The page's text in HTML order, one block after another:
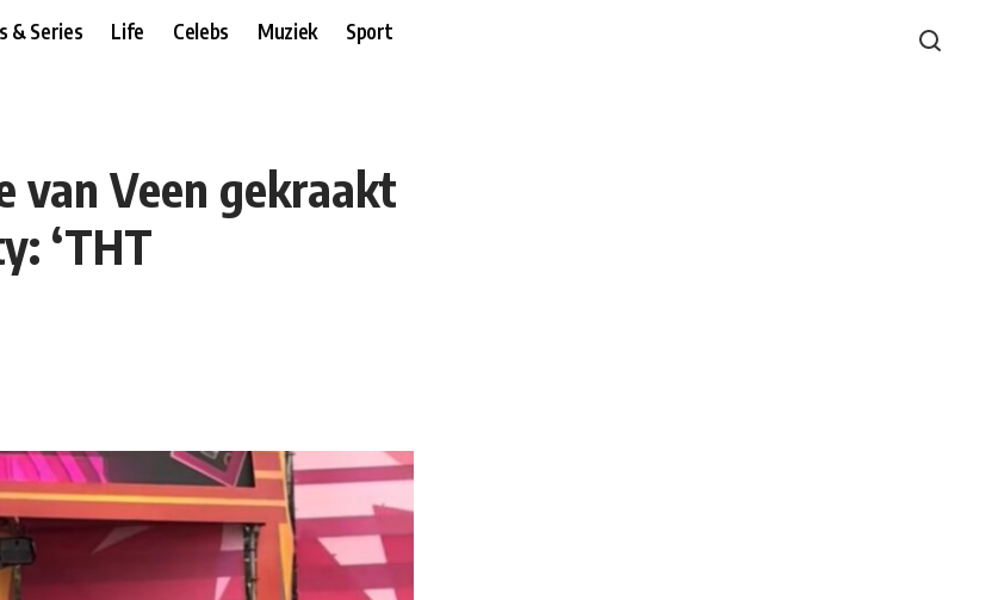
& Series Life Celebs Muziek Sport
van Veen gekraakt
‘THT